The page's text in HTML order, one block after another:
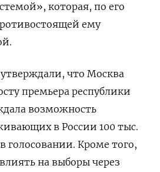
которая, по его
ему
что Москва
премьера республики
возможность
в России 100 тыс.
голосовании. Кроме того,
на выборы через